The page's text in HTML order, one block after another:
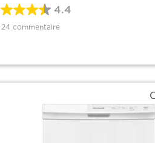
4.4
24 commentaire